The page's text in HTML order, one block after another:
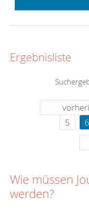
Ergebnisliste
5
6
Wie müssen
werden?